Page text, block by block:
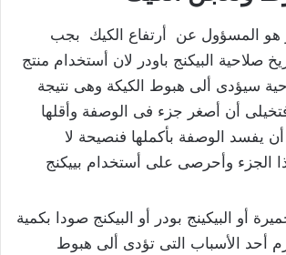
هو المسؤول عن أرتفاع الكيك بجب
صلاحية البيكنج باودر لان أستخدام منتج
سيؤدى ألى هبوط الكيكة وهى نتيجة
أن أصغر جزء فى الوصفة وأقلها
يفسد الوصفة بأكملها فنصيحة لا
الجزء وأحرصى على أستخدام بييكنج
أو البيكينج بودر أو البيكنج صودا بكمية
أحد الأسباب التى تؤدى ألى هبوط